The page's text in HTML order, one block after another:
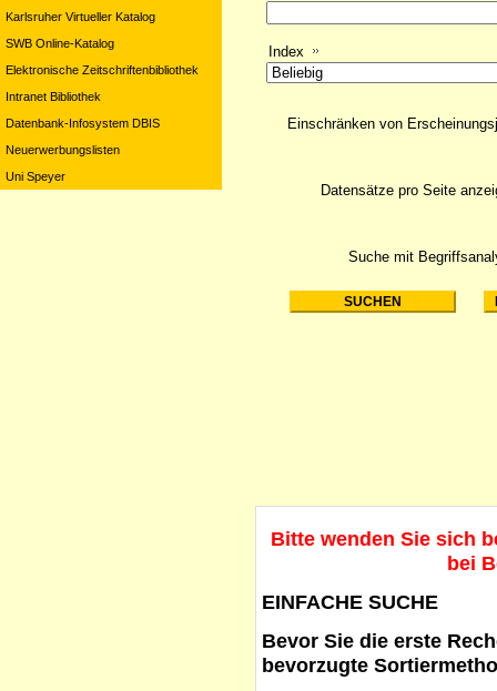
Karlsruher Virtueller Katalog
SWB Online-Katalog
Elektronische Zeitschriftenbibliothek
Intranet Bibliothek
Datenbank-Infosystem DBIS
Neuerwerbungslisten
Uni Speyer
Index
Suche mit
Einschränken von
Datensätze pro Seite
Bitte wenden Sie sich
bei
EINFACHE SUCHE
Bevor Sie die erste
bevorzugte